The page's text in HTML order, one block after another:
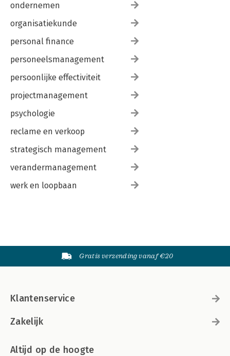
ondernemen
organisatiekunde
personal finance
personeelsmanagement
persoonlijke effectiviteit
projectmanagement
psychologie
reclame en verkoop
strategisch management
verandermanagement
werk en loopbaan
Gratis verzending vanaf €20
Klantenservice
Zakelijk
Altijd op de hoogte